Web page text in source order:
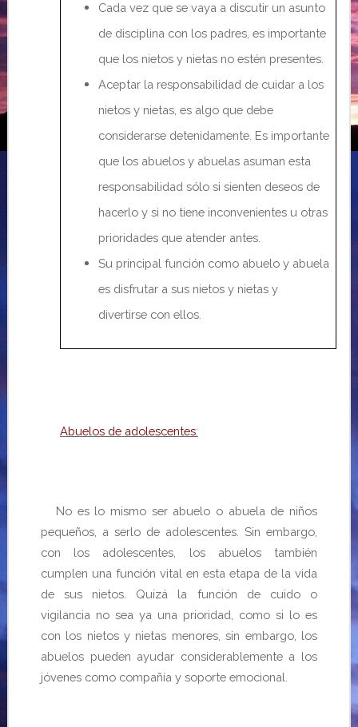
Cada vez que se vaya a discutir un asunto
de disciplina con los padres, es importante
que los nietos y nietas no estén presentes.
Aceptar la responsabilidad de cuidar a los
nietos y nietas, es algo que debe
considerarse detenidamente. Es importante
que los abuelos y abuelas asuman esta
responsabilidad sólo si sienten deseos de
hacerlo y si no tiene inconvenientes u otras
prioridades que atender antes.
Su principal función como abuelo y abuela
es disfrutar a sus nietos y nietas y
divertirse con ellos.
Abuelos de adolescentes:
No es lo mismo ser abuelo o abuela de niños
pequeños, a serlo de adolescentes. Sin embargo,
con los adolescentes, los abuelos también
cumplen una función vital en esta etapa de la vida
de sus nietos. Quizá la función de cuido o
vigilancia no sea ya una prioridad, como si lo es
con los nietos y nietas menores, sin embargo, los
abuelos pueden ayudar considerablemente a los
jóvenes como compañía y soporte emocional.